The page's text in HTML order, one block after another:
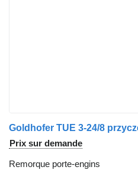
Goldhofer TUE 3-24/8
Prix sur demande
Remorque porte-engins